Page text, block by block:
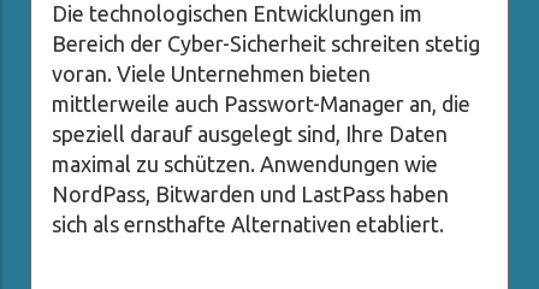
Die technologischen Entwicklungen im
Bereich der Cyber-Sicherheit schreiten stetig
voran. Viele Unternehmen bieten
mittlerweile auch Passwort-Manager an, die
speziell darauf ausgelegt sind, Ihre Daten
maximal zu schützen. Anwendungen wie
NordPass, Bitwarden und LastPass haben
sich als ernsthafte Alternativen etabliert.